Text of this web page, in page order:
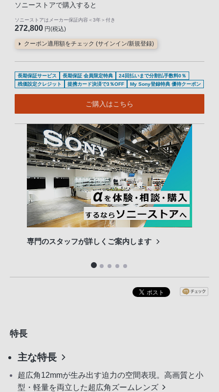
ソニーストアで購入すると
ソニーストアはメーカー保証内容 ＜3年＞ 付き
272,800 円(税込)
クーポン適用額をチェック (サインイン/新規登録)
長期保証サービス 長期保証 会員限定特典
24回払いまで分割払手数料0％
残価設定クレジット
提携カード決済で3％OFF My Sony登録特典 優待クーポン
ご購入はこちら
専門のスタッフが詳しくご案内します
特長
主な特長
超広角12mmが生み出す迫力の空間表現。高画質と小
型・軽量を両立した超広角ズームレンズ